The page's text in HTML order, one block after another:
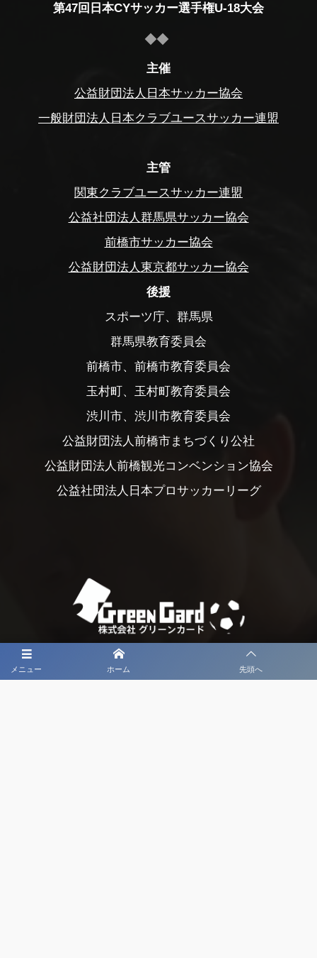
メニュー ホーム 先頭へ
第47回日本CYサッカー選手権U-18大会
主催
公益財団法人日本サッカー協会
一般財団法人日本クラブユースサッカー連盟
主管
関東クラブユースサッカー連盟
公益社団法人群馬県サッカー協会
前橋市サッカー協会
公益財団法人東京都サッカー協会
後援
スポーツ庁、群馬県
群馬県教育委員会
前橋市、前橋市教育委員会
玉村町、玉村町教育委員会
渋川市、渋川市教育委員会
公益財団法人前橋市まちづくり公社
公益財団法人前橋観光コンベンション協会
公益社団法人日本プロサッカーリーグ